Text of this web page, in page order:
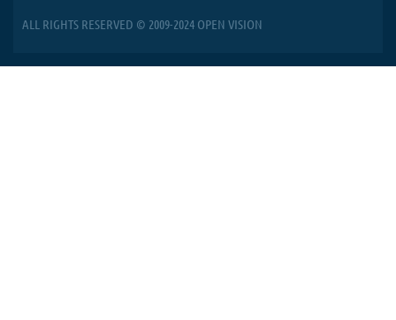
ALL RIGHTS RESERVED © 2009-2024 OPEN VISION